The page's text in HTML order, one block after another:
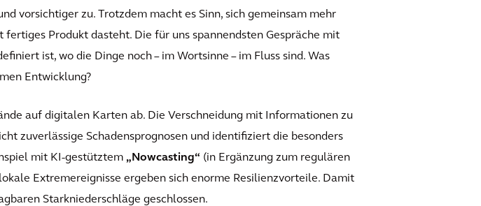
vorsichtiger zu. Trotzdem macht es Sinn, sich gemeinsam mehr
Produkt dasteht. Die für uns spannendsten Gespräche mit
ist, wo die Dinge noch – im Wortsinne – im Fluss sind. Was
Entwicklung?
auf digitalen Karten ab. Die Verschneidung mit Informationen zu
zuverlässige Schadensprognosen und identifiziert die besonders
mit KI-gestütztem „Nowcasting“ (in Ergänzung zum regulären
Extremereignisse ergeben sich enorme Resilienzvorteile. Damit
Starkniederschläge geschlossen.